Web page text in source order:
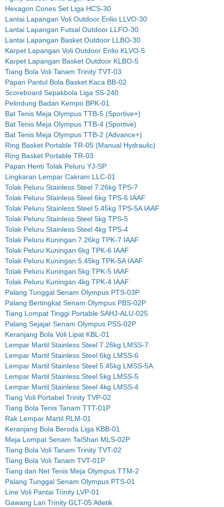
Hexagon Cones Set Liga HCS-30
Lantai Lapangan Voli Outdoor Enlio LLVO-30
Lantai Lapangan Futsal Outdoor LLFO-30
Lantai Lapangan Basket Outdoor LLBO-30
Karpet Lapangan Voli Outdoor Enlio KLVO-5
Karpet Lapangan Basket Outdoor KLBO-5
Tiang Bola Voli Tanam Trinity TVT-03
Papan Pantul Bola Basket Kaca BB-02
Scoreboard Sepakbola Liga SS-240
Pelindung Badan Kempo BPK-01
Bat Tenis Meja Olympus TTB-5 (Sportive+)
Bat Tenis Meja Olympus TTB-4 (Sportive)
Bat Tenis Meja Olympus TTB-2 (Advance+)
Ring Basket Portable TR-05 (Manual Hydraulic)
Ring Basket Portable TR-03
Papan Henti Tolak Peluru YJ-SP
Lingkaran Lempar Cakram LLC-01
Tolak Peluru Stainless Steel 7.26kg TPS-7
Tolak Peluru Stainless Steel 6kg TPS-6 IAAF
Tolak Peluru Stainless Steel 5.45kg TPS-5A IAAF
Tolak Peluru Stainless Steel 5kg TPS-5
Tolak Peluru Stainless Steel 4kg TPS-4
Tolak Peluru Kuningan 7.26kg TPK-7 IAAF
Tolak Peluru Kuningan 6kg TPK-6 IAAF
Tolak Peluru Kuningan 5.45kg TPK-5A IAAF
Tolak Peluru Kuningan 5kg TPK-5 IAAF
Tolak Peluru Kuningan 4kg TPK-4 IAAF
Palang Tunggal Senam Olympus PTS-03P
Palang Bertingkat Senam Olympus PBS-02P
Tiang Lompat Tinggi Portable SAHJ-ALU-025
Palang Sejajar Senam Olympus PSS-02P
Keranjang Bola Voli Lipat KBL-01
Lempar Martil Stainless Steel 7.26kg LMSS-7
Lempar Martil Stainless Steel 6kg LMSS-6
Lempar Martil Stainless Steel 5.45kg LMSS-5A
Lempar Martil Stainless Steel 5kg LMSS-5
Lempar Martil Stainless Steel 4kg LMSS-4
Tiang Voli Portabel Trinity TVP-02
Tiang Bola Tenis Tanam TTT-01P
Rak Lempar Martil RLM-01
Keranjang Bola Beroda Liga KBB-01
Meja Lompat Senam TaiShan MLS-02P
Tiang Bola Voli Tanam Trinity TVT-02
Tiang Bola Voli Tanam TVT-01P
Tiang dan Net Tenis Meja Olympus TTM-2
Palang Tunggal Senam Olympus PTS-01
Line Voli Pantai Trinity LVP-01
Gawang Lari Trinity GLT-05 Atletik